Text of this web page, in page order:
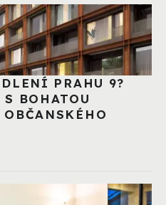
PRAHU 9?
BOHATOU